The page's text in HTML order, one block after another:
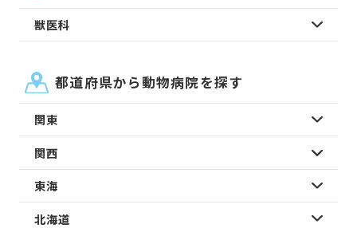
獣医科
都道府県から動物病院を探す
関東
関西
東海
北海道